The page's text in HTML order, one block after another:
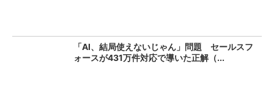
「AI、結局使えないじゃん」問題 セールスフ
ォースが431万件対応で導いた正解（...